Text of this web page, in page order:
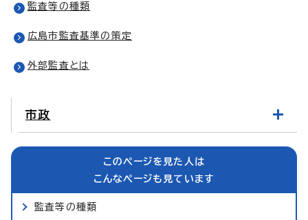
監査等の種類
広島市監査基準の策定
外部監査とは
市政
このページを見た人は
こんなページも見ています
監査等の種類